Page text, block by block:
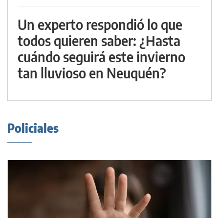
Un experto respondió lo que
todos quieren saber: ¿Hasta
cuándo seguirá este invierno
tan lluvioso en Neuquén?
Policiales